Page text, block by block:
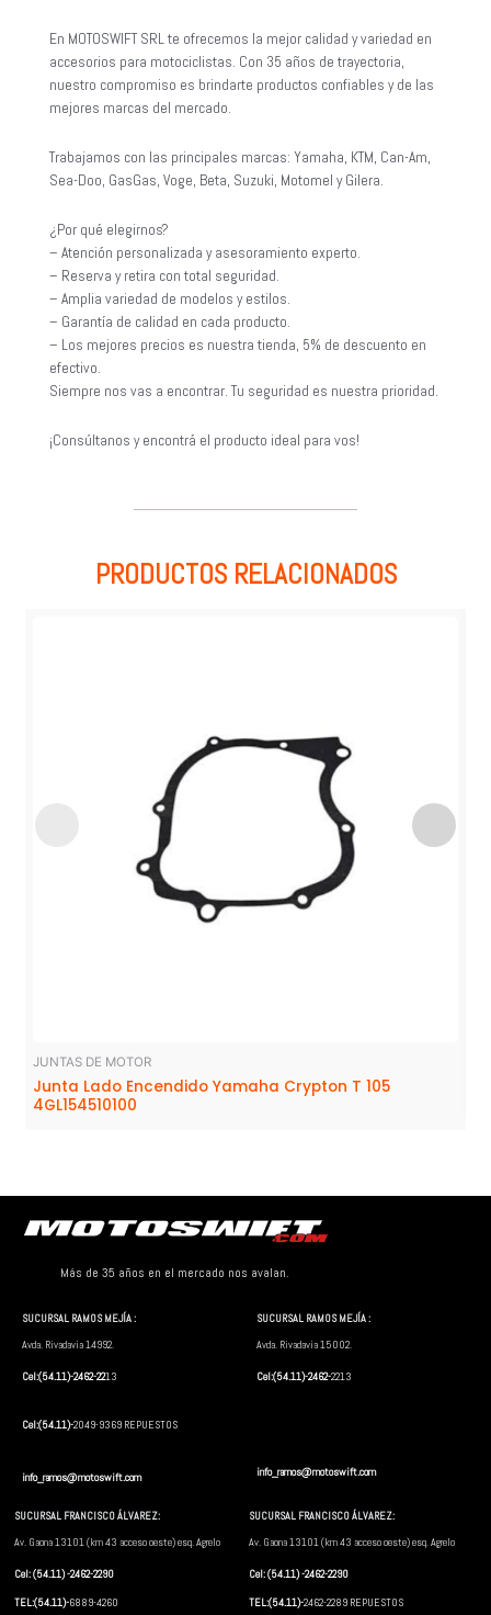
En MOTOSWIFT SRL te ofrecemos la mejor calidad y variedad en
accesorios para motociclistas. Con 35 años de trayectoria,
nuestro compromiso es brindarte productos confiables y de las
mejores marcas del mercado.
Trabajamos con las principales marcas: Yamaha, KTM, Can-Am,
Sea-Doo, GasGas, Voge, Beta, Suzuki, Motomel y Gilera.
¿Por qué elegirnos?
– Atención personalizada y asesoramiento experto.
– Reserva y retira con total seguridad.
– Amplia variedad de modelos y estilos.
– Garantía de calidad en cada producto.
– Los mejores precios es nuestra tienda, 5% de descuento en
efectivo.
Siempre nos vas a encontrar. Tu seguridad es nuestra prioridad.
¡Consúltanos y encontrá el producto ideal para vos!
PRODUCTOS RELACIONADOS
JUNTAS DE MOTOR
Junta Lado Encendido Yamaha Crypton T 105
4GL154510100
Más de 35 años en el mercado nos avalan.
SUCURSAL RAMOS MEJÍA :
Avda. Rivadavia 14992.
Cel:(54.11)-2462-2213
Cel:(54.11)-2049-9369 REPUESTOS
info_ramos@motoswift.com
SUCURSAL RAMOS MEJÍA :
Avda. Rivadavia 15002.
Cel:(54.11)-2462-2213
info_ramos@motoswift.com
SUCURSAL FRANCISCO ÁLVAREZ:
Av. Gaona 13101 (km 43 acceso oeste) esq. Agrelo
Cel: (54.11) -2462-2290
TEL:(54.11)-6889-4260
SUCURSAL FRANCISCO ÁLVAREZ:
Av. Gaona 13101 (km 43 acceso oeste) esq. Agrelo
Cel: (54.11) -2462-2290
TEL:(54.11)-2462-2289 REPUESTOS